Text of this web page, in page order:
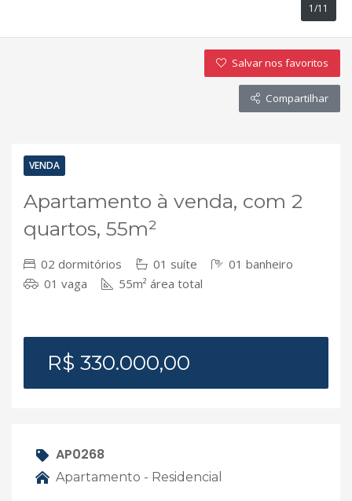
1/11
Salvar nos favoritos
Compartilhar
VENDA
Apartamento à venda, com 2
quartos, 55m²
02 dormitórios 01 suíte
01 banheiro
01 vaga
55m² área total
R$ 330.000,00
AP0268
Apartamento - Residencial